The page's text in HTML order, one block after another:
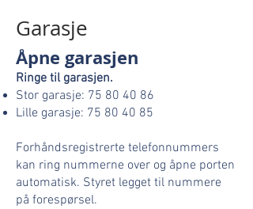
Garasje
Åpne garasjen
Ringe til garasjen.
Stor garasje: 75 80 40 86
Lille garasje: 75 80 40 85
Forhåndsregistrerte telefonnummers
kan ring nummerne over og åpne porten
automatisk. Styret legget til nummere
på forespørsel.